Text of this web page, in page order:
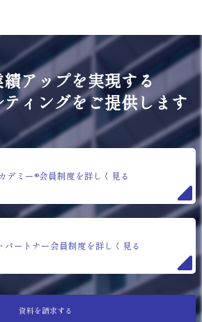
アップを実現する
ィングをご提供します
資料を請求する
デミー®会員制度を詳しく見る
パートナー会員制度を詳しく見る